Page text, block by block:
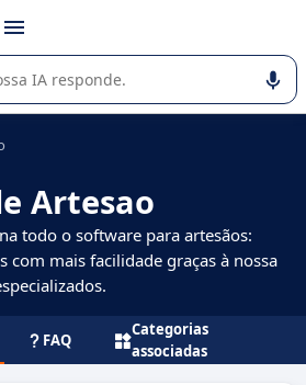
com
no uso ou na seleção de software
Artesao
todo o software para artesãos:
com mais facilidade graças à nossa
FAQ
Categorias
associadas